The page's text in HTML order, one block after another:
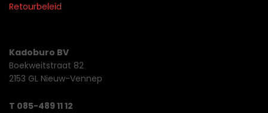
Retourbeleid
Kadoburo BV
Boekweitstraat 82
2153 GL Nieuw-Vennep
T 085-489 11 12